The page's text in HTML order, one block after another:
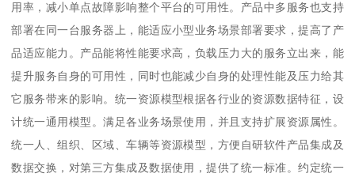
用率，减小单点故障影响整个平台的可用性。产品中多服务也支持
部署在同一台服务器上，能适应小型业务场景部署要求，提高了产
品适应能力。产品能将性能要求高，负载压力大的服务立出来，能
提升服务自身的可用性，同时也能减少自身的处理性能及压力给其
它服务带来的影响。统一资源模型根据各行业的资源数据特征，设
计统一通用模型。满足各业务场景使用，并且支持扩展资源属性。
统一人、组织、区域、车辆等资源模型，方便自研软件产品集成及
数据交换，对第三方集成及数据使用，提供了统一标准。约定统一